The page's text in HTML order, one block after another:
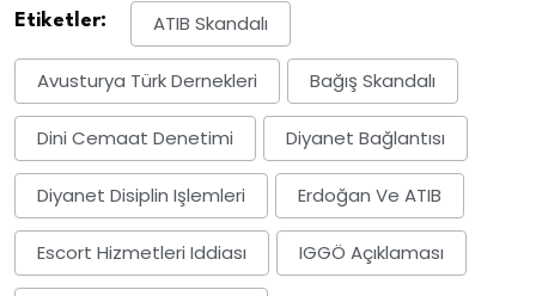
Etiketler: ATIB Skandalı
Avusturya Türk Dernekleri Bağış Skandalı
Dini Cemaat Denetimi Diyanet Bağlantısı
Diyanet Disiplin Işlemleri Erdoğan Ve ATIB
Escort Hizmetleri Iddiası IGGÖ Açıklaması